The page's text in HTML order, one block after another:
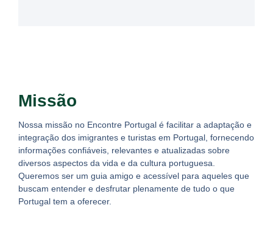
Missão
Nossa missão no Encontre Portugal é facilitar a adaptação e
integração dos imigrantes e turistas em Portugal, fornecendo
informações confiáveis, relevantes e atualizadas sobre
diversos aspectos da vida e da cultura portuguesa.
Queremos ser um guia amigo e acessível para aqueles que
buscam entender e desfrutar plenamente de tudo o que
Portugal tem a oferecer.